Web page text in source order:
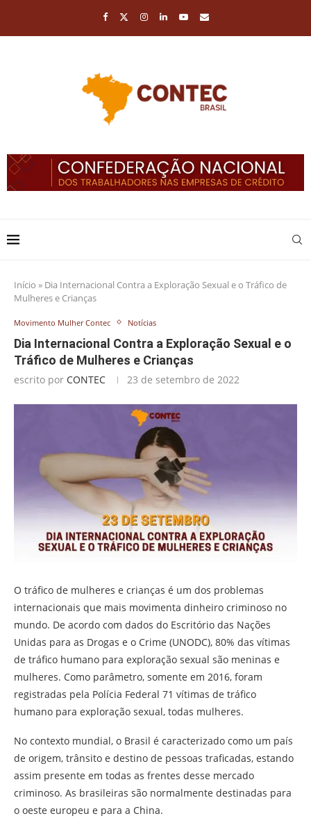
Início » Dia Internacional Contra a Exploração Sexual e o Tráfico de
Mulheres e Crianças
Movimento Mulher Contec Notícias
Dia Internacional Contra a Exploração Sexual e o
Tráfico de Mulheres e Crianças
escrito por CONTEC 23 de setembro de 2022
O tráfico de mulheres e crianças é um dos problemas
internacionais que mais movimenta dinheiro criminoso no
mundo. De acordo com dados do Escritório das Nações
Unidas para as Drogas e o Crime (UNODC), 80% das vítimas
de tráfico humano para exploração sexual são meninas e
mulheres. Como parâmetro, somente em 2016, foram
registradas pela Polícia Federal 71 vítimas de tráfico
humano para exploração sexual, todas mulheres.
No contexto mundial, o Brasil é caracterizado como um país
de origem, trânsito e destino de pessoas traficadas, estando
assim presente em todas as frentes desse mercado
criminoso. As brasileiras são normalmente destinadas para
o oeste europeu e para a China.